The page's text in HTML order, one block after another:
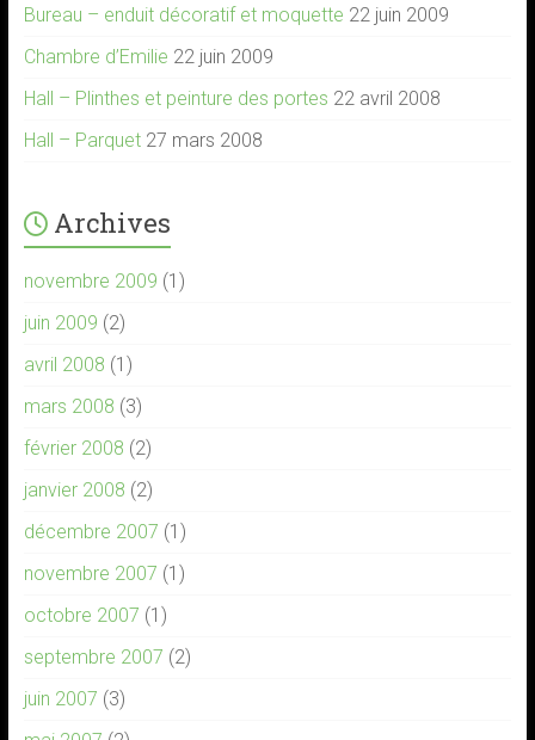
Bureau – enduit décoratif et moquette 22 juin 2009
Chambre d’Emilie 22 juin 2009
Hall – Plinthes et peinture des portes 22 avril 2008
Hall – Parquet 27 mars 2008
Archives
novembre 2009 (1)
juin 2009 (2)
avril 2008 (1)
mars 2008 (3)
février 2008 (2)
janvier 2008 (2)
décembre 2007 (1)
novembre 2007 (1)
octobre 2007 (1)
septembre 2007 (2)
juin 2007 (3)